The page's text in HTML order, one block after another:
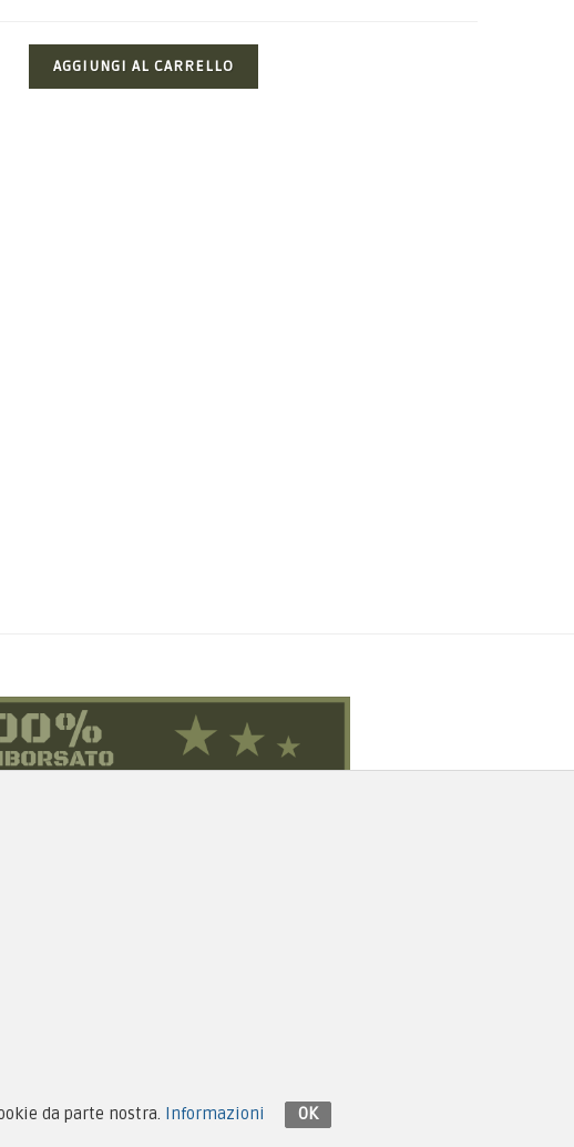
AGGIUNGI AL CARRELLO
da parte nostra. Informazioni OK